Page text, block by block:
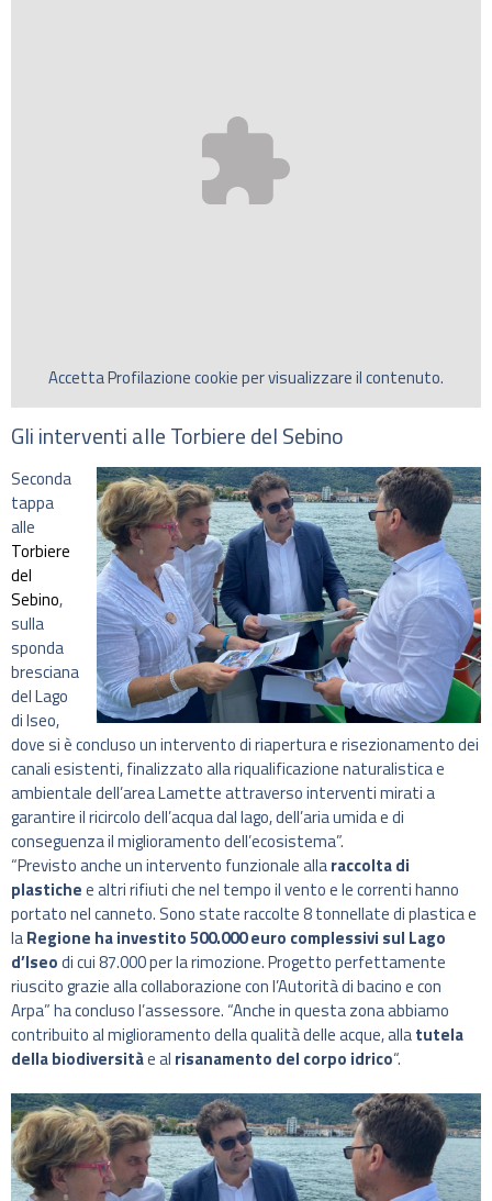
AccettaProfilazionecookie per visualizzare il contenuto.
Gli interventi alle Torbiere del Sebino
Seconda
tappa
alle
Torbiere
del
Sebino,
sulla
sponda
bresciana
del Lago
di Iseo,
dove si è concluso un intervento di riapertura e risezionamento dei
canali esistenti, finalizzato alla riqualificazione naturalistica e
ambientale dell’area Lamette attraverso interventi mirati a
garantire il ricircolo dell’acqua dal lago, dell’aria umida e di
conseguenza il miglioramento dell’ecosistema”.
“Previsto anche un intervento funzionale allaraccolta di
plastichee altri rifiuti che nel tempo il vento e le correnti hanno
portato nel canneto. Sono state raccolte 8 tonnellate di plastica e
laRegione ha investito 500.000 euro complessivi sul Lago
d’Iseodi cui 87.000 per la rimozione. Progetto perfettamente
riuscito grazie alla collaborazione con l’Autorità di bacino e con
Arpa” ha concluso l’assessore. “Anche in questa zona abbiamo
contribuito al miglioramento della qualità delle acque, allatutela
della biodiversitàe al risanamento del corpo idrico“.